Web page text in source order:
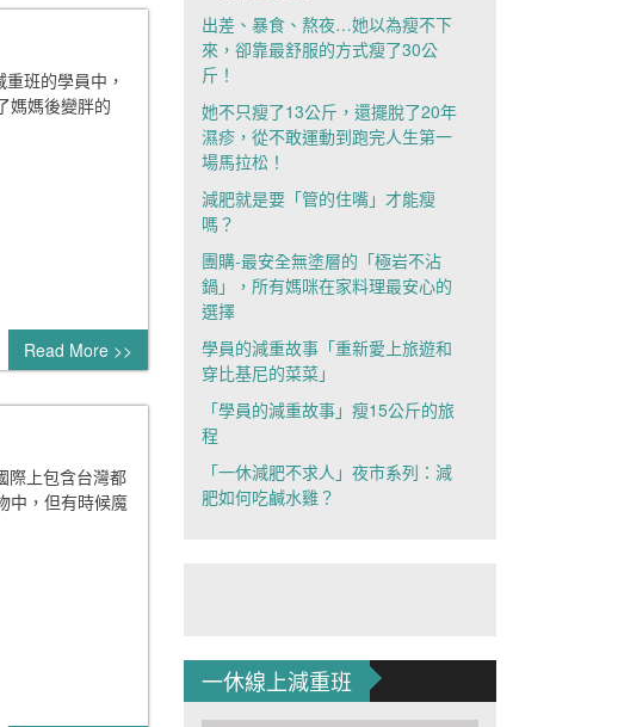
班的學員中，
媽媽後變胖的
Read More >>
際上包含台灣都
中，但有時候魔
出差、暴食、熬夜…她以為瘦不下
來，卻靠最舒服的方式瘦了30公
斤！
她不只瘦了13公斤，還擺脫了20年
濕疹，從不敢運動到跑完人生第一
場馬拉松！
減肥就是要「管的住嘴」才能瘦
嗎？
團購-最安全無塗層的「極岩不沾
鍋」，所有媽咪在家料理最安心的
選擇
學員的減重故事「重新愛上旅遊和
穿比基尼的菜菜」
「學員的減重故事」瘦15公斤的旅
程
「一休減肥不求人」夜市系列：減
肥如何吃鹹水雞？
一休線上減重班